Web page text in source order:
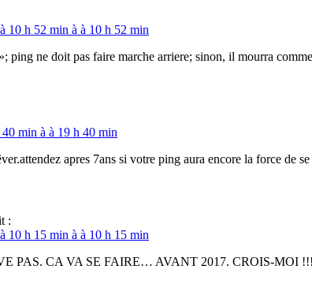
10 h 52 min à à 10 h 52 min
ping ne doit pas faire marche arriere; sinon, il mourra
min à à 19 h 40 min
apres 7ans si votre ping aura encore la force de
:
10 h 15 min à à 10 h 15 min
PAS. CA VA SE FAIRE… AVANT 2017. CROIS-MOI !!!